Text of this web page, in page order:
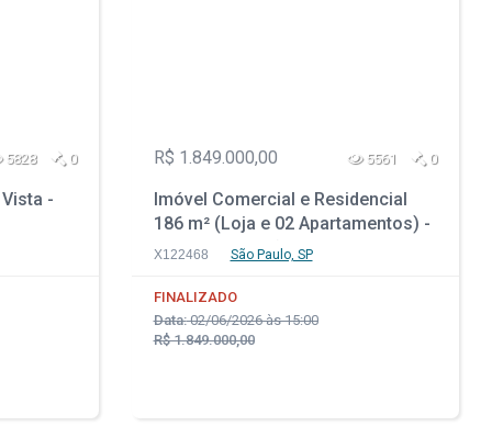
5828 0
-
R$ 1.849.000,00 5561 0
Imóvel Comercial e Residencial
186 m² (Loja e 02 Apartamentos) -
Bom Retiro - São Paulo - SP
X122468 São Paulo, SP
FINALIZADO
Data:02/06/2026 às 15:00
R$ 1.849.000,00